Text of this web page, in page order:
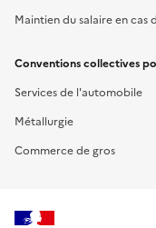
Maintien du salaire en cas
Conventions collectives
Services de l'automobile
Métallurgie
Commerce de gros